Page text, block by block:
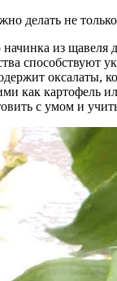
делать не
начинка из
способствуют
оксалаты,
как картофель
с умом и